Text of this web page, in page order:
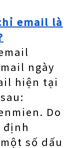
email là
ngày
hiện tại
Do
định
số dấu